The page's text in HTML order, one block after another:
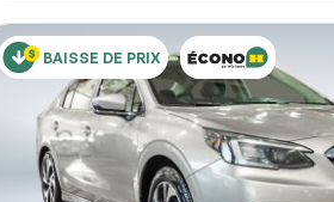
BAISSE DE PRIX